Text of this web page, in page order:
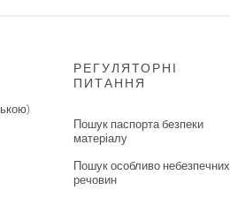
РЕГУЛЯТОРНІ
ПИТАННЯ
Пошук паспорта безпеки
матеріалу
Пошук особливо небезпечних
речовин